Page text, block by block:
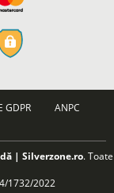
GDPR
ANPC
| Silverzone.ro. Toate
1732/2022